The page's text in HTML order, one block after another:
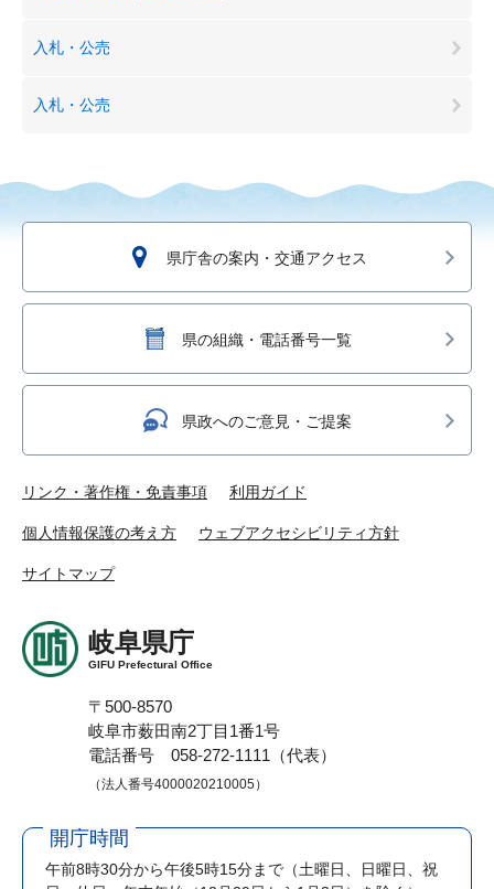
入札・公売
入札・公売
県庁舎の案内・交通アクセス
県の組織・電話番号一覧
県政へのご意見・ご提案
リンク・著作権・免責事項 利用ガイド
個人情報保護の考え方 ウェブアクセシビリティ方針
サイトマップ
岐阜県庁
GIFU Prefectural Office
〒500-8570
岐阜市薮田南2丁目1番1号
電話番号 058-272-1111（代表）
（法人番号4000020210005）
開庁時間
午前8時30分から午後5時15分まで （土曜日、日曜日、祝